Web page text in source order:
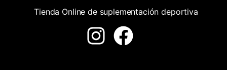
Tienda Online de suplementación deportiva